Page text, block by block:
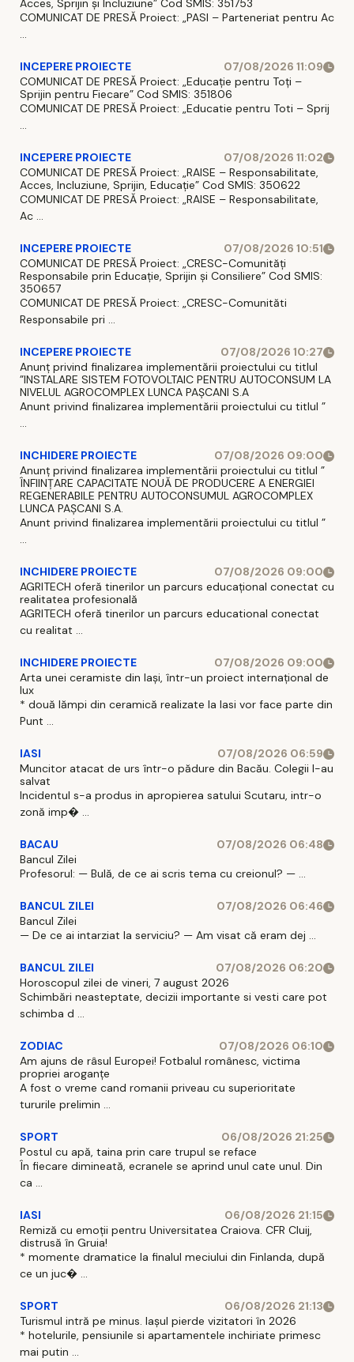
Acces, Sprijin și Incluziune” Cod SMIS: 351753
COMUNICAT DE PRESĂ Proiect: „PASI – Parteneriat pentru Ac
...
INCEPERE PROIECTE
07/08/2026 11:09
COMUNICAT DE PRESĂ Proiect: „Educație pentru Toți –
Sprijin pentru Fiecare” Cod SMIS: 351806
COMUNICAT DE PRESĂ Proiect: „Educatie pentru Toti – Sprij
...
INCEPERE PROIECTE
07/08/2026 11:02
COMUNICAT DE PRESĂ Proiect: „RAISE – Responsabilitate,
Acces, Incluziune, Sprijin, Educație” Cod SMIS: 350622
COMUNICAT DE PRESĂ Proiect: „RAISE – Responsabilitate,
Ac ...
INCEPERE PROIECTE
07/08/2026 10:51
COMUNICAT DE PRESĂ Proiect: „CRESC-Comunități
Responsabile prin Educație, Sprijin și Consiliere” Cod SMIS:
350657
COMUNICAT DE PRESĂ Proiect: „CRESC-Comunităti
Responsabile pri ...
INCEPERE PROIECTE
07/08/2026 10:27
Anunț privind finalizarea implementării proiectului cu titlul
”INSTALARE SISTEM FOTOVOLTAIC PENTRU AUTOCONSUM LA
NIVELUL AGROCOMPLEX LUNCA PAȘCANI S.A
Anunt privind finalizarea implementării proiectului cu titlul ”
...
INCHIDERE PROIECTE
07/08/2026 09:00
Anunț privind finalizarea implementării proiectului cu titlul ”
ÎNFIINȚARE CAPACITATE NOUĂ DE PRODUCERE A ENERGIEI
REGENERABILE PENTRU AUTOCONSUMUL AGROCOMPLEX
LUNCA PAȘCANI S.A.
Anunt privind finalizarea implementării proiectului cu titlul ”
...
INCHIDERE PROIECTE
07/08/2026 09:00
AGRITECH oferă tinerilor un parcurs educațional conectat cu
realitatea profesională
AGRITECH oferă tinerilor un parcurs educational conectat
cu realitat ...
INCHIDERE PROIECTE
07/08/2026 09:00
Arta unei ceramiste din Iași, într-un proiect internațional de
lux
* două lămpi din ceramică realizate la Iasi vor face parte din
Punt ...
IASI
07/08/2026 06:59
Muncitor atacat de urs într-o pădure din Bacău. Colegii l-au
salvat
Incidentul s-a produs in apropierea satului Scutaru, intr-o
zonă imp� ...
BACAU
07/08/2026 06:48
Bancul Zilei
Profesorul: — Bulă, de ce ai scris tema cu creionul? — ...
BANCUL ZILEI
07/08/2026 06:46
Bancul Zilei
— De ce ai intarziat la serviciu? — Am visat că eram dej ...
BANCUL ZILEI
07/08/2026 06:20
Horoscopul zilei de vineri, 7 august 2026
Schimbări neasteptate, decizii importante si vesti care pot
schimba d ...
ZODIAC
07/08/2026 06:10
Am ajuns de râsul Europei! Fotbalul românesc, victima
propriei aroganțe
A fost o vreme cand romanii priveau cu superioritate
tururile prelimin ...
SPORT
06/08/2026 21:25
Postul cu apă, taina prin care trupul se reface
În fiecare dimineată, ecranele se aprind unul cate unul. Din
ca ...
IASI
06/08/2026 21:15
Remiză cu emoții pentru Universitatea Craiova. CFR Cluij,
distrusă în Gruia!
* momente dramatice la finalul meciului din Finlanda, după
ce un juc� ...
SPORT
06/08/2026 21:13
Turismul intră pe minus. Iașul pierde vizitatori în 2026
* hotelurile, pensiunile si apartamentele inchiriate primesc
mai putin ...